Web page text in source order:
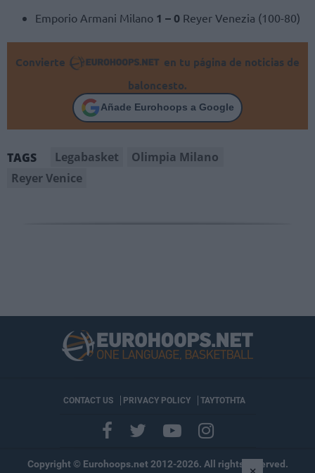
Emporio Armani Milano 1 – 0 Reyer Venezia (100-80)
Convierte
en tu página de noticias de
baloncesto.
Añade Eurohoops a Google
TAGS Legabasket
Olimpia Milano
Reyer Venice
CONTACT US PRIVACY POLICY ΤΑΥΤΟΤΗΤΑ
Copyright © Eurohoops.net 2012-2026. All rights reserved.
×